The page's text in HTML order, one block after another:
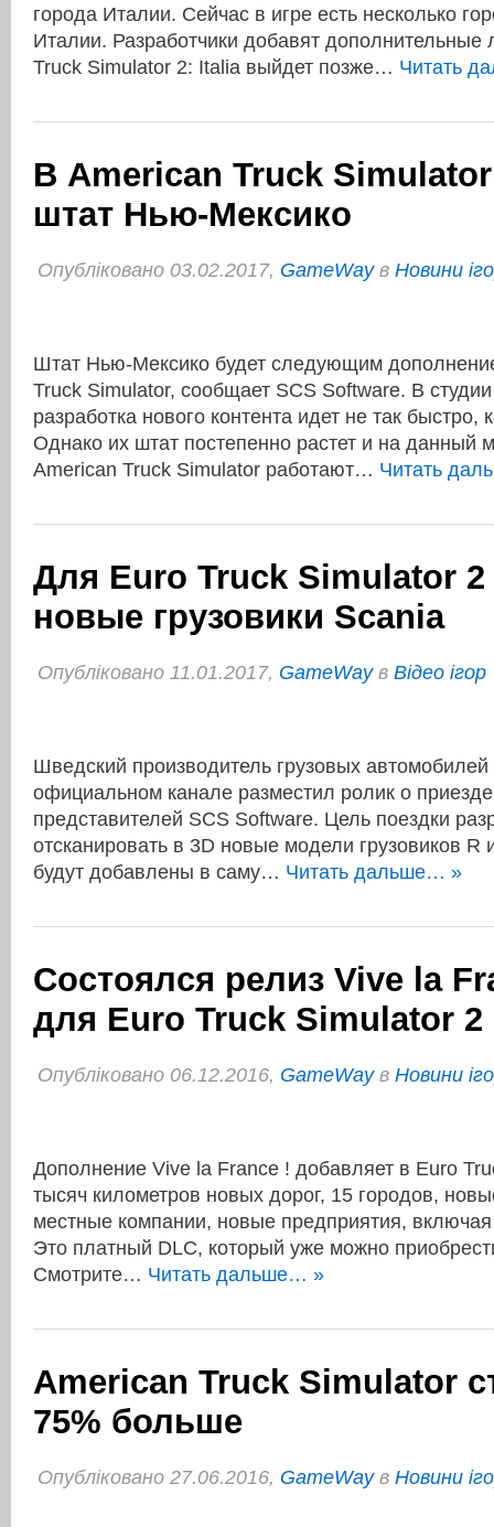
города Италии. Сейчас в игре есть несколько
Италии. Разработчики добавят дополнительные
Truck Simulator 2: Italia выйдет позже… Читать
В American Truck
штат Нью-Мексико
Опубліковано 03.02.2017, GameWayв Новини
Штат Нью-Мексико будет следующим
Truck Simulator, сообщает SCS Software. В
разработка нового контента идет не так быстро,
Однако их штат постепенно растет и на данный
American Truck Simulator работают… Читать
Для Euro Truck Simulator 2
новые грузовики Scania
Опубліковано 11.01.2017, GameWayв Відео ігор
Шведский производитель грузовых
официальном канале разместил ролик о
представителей SCS Software. Цель поездки
отсканировать в 3D новые модели грузовиков R
будут добавлены в саму… Читать дальше… »
Состоялся релиз Vive la
для Euro Truck Simulator 2
Опубліковано 06.12.2016, GameWayв Новини
Дополнение Vive la France ! добавляет в Euro
тысяч километров новых дорог, 15 городов,
местные компании, новые предприятия,
Это платный DLC, который уже можно
Смотрите… Читать дальше… »
American Truck Simulator
75% больше
Опубліковано 27.06.2016, GameWayв Новини